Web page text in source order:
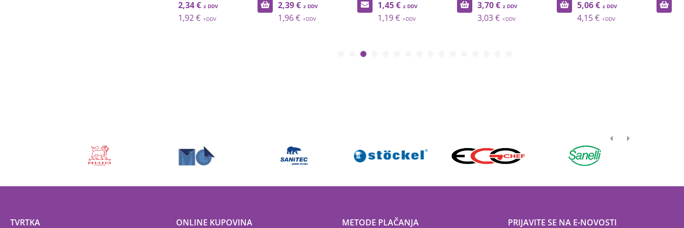
2,34 €
1,92 €
2,39 €
1,96 €
1,45 €
1,19 €
3,70 €
3,03 €
5,06 €
4,15 €
TVRTKA ONLINE KUPOVINA METODE PLAČANJA PRIJAVITE SE NA E-NOVOSTI